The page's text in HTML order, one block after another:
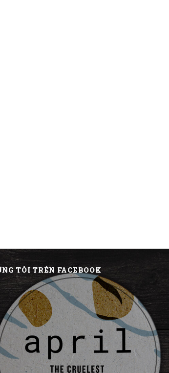
TÔI TRÊN FACEBOOK